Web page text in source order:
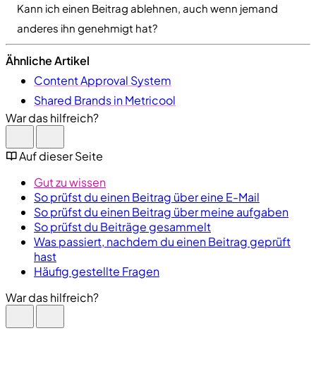
Kann ich einen Beitrag ablehnen, auch wenn jemand
anderes ihn genehmigt hat?
Ähnliche Artikel
Content Approval System
Shared Brands in Metricool
War das hilfreich?
Auf dieser Seite
Gut zu wissen
So prüfst du einen Beitrag über eine E-Mail
So prüfst du einen Beitrag über meine aufgaben
So prüfst du Beiträge gesammelt
Was passiert, nachdem du einen Beitrag geprüft
hast
Häufig gestellte Fragen
War das hilfreich?